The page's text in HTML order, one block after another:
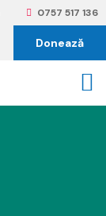
0757 517 136
Donează